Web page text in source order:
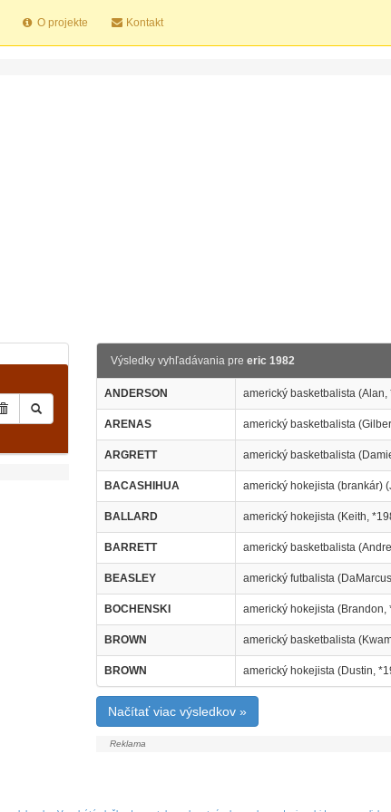
O projekte Kontakt
Výsledky vyhľadávania pre eric 1982
ANDERSON americký basketbalista (Alan,
ARENAS americký basketbalista
ARGRETT americký basketbalista
BACASHIHUA americký hokejista (brankár)
BALLARD americký hokejista (Keith,
BARRETT americký basketbalista
BEASLEY americký futbalista
BOCHENSKI americký hokejista (Brandon,
BROWN americký basketbalista
BROWN americký hokejista (Dustin,
Načítať viac výsledkov »